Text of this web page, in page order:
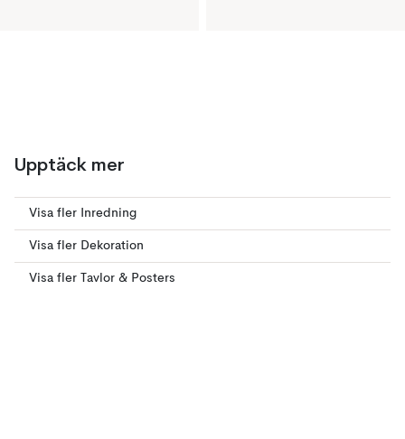
Upptäck mer
Visa fler Inredning
Visa fler Dekoration
Visa fler Tavlor & Posters